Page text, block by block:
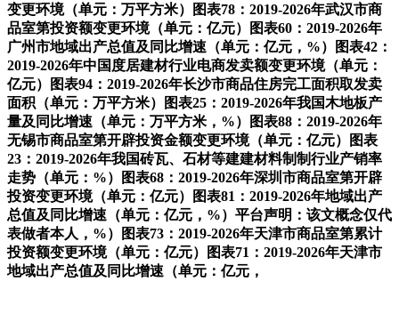
变更环境（单元：万平方米）图表78：2019-2026年武汉市商
品室第投资额变更环境（单元：亿元）图表60：2019-2026年
广州市地域出产总值及同比增速（单元：亿元，%）图表42：
2019-2026年中国度居建材行业电商发卖额变更环境（单元：
亿元）图表94：2019-2026年长沙市商品住房完工面积取发卖
面积（单元：万平方米）图表25：2019-2026年我国木地板产
量及同比增速（单元：万平方米，%）图表88：2019-2026年
无锡市商品室第开辟投资金额变更环境（单元：亿元）图表
23：2019-2026年我国砖瓦、石材等建建材料制制行业产销率
走势（单元：%）图表68：2019-2026年深圳市商品室第开辟
投资变更环境（单元：亿元）图表81：2019-2026年地域出产
总值及同比增速（单元：亿元，%）平台声明：该文概念仅代
表做者本人，%）图表73：2019-2026年天津市商品室第累计
投资额变更环境（单元：亿元）图表71：2019-2026年天津市
地域出产总值及同比增速（单元：亿元，